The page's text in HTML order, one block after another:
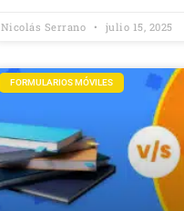
Nicolás Serrano julio 15, 2025
FORMULARIOS MÓVILES